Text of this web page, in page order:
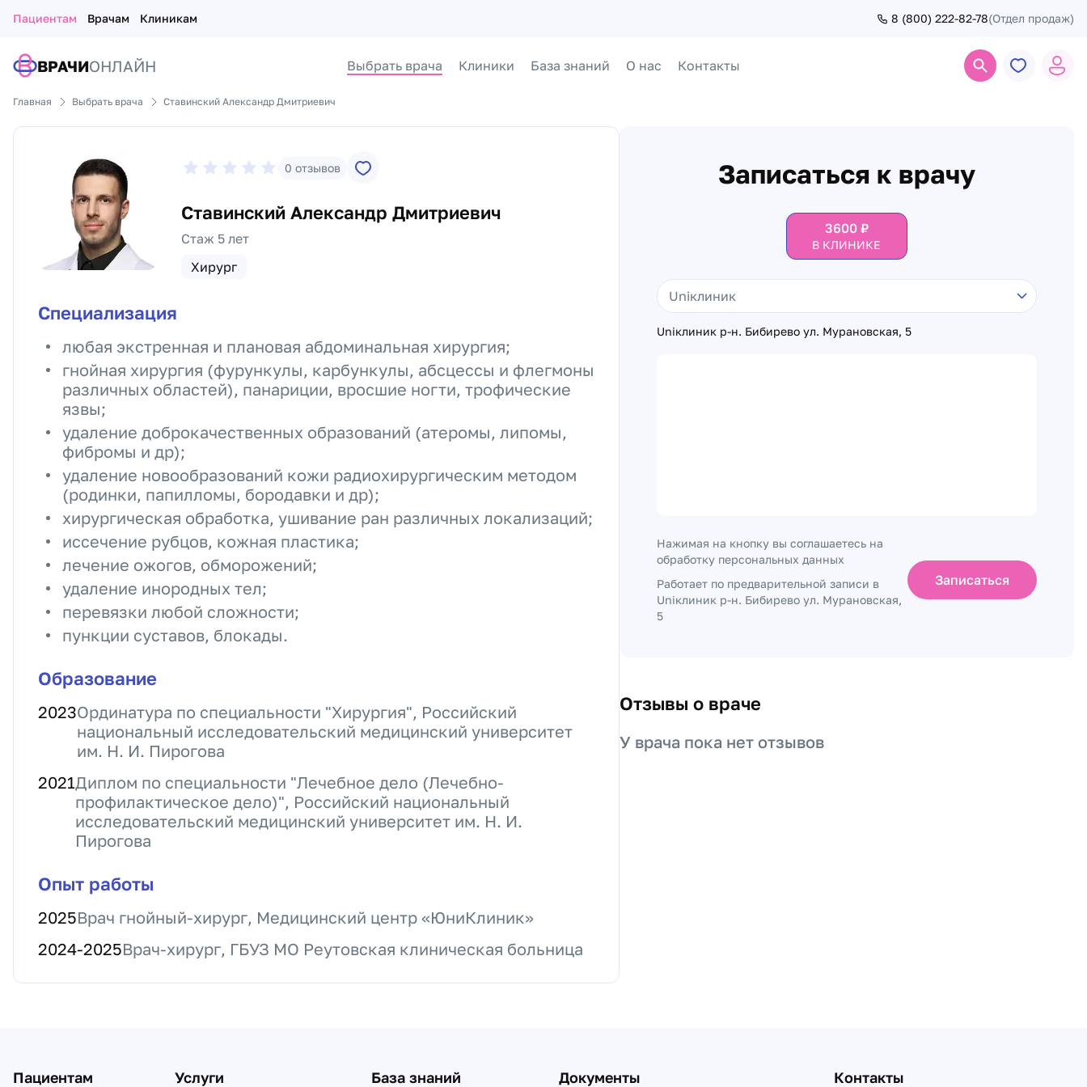
Пациентам Врачам Клиникам 8 (800) 222-82-78(Отдел продаж)
ВРАЧИОНЛАЙН Выбрать врача Клиники База знаний О нас Контакты
Главная Выбрать врача Ставинский Александр Дмитриевич
0 отзывов
Ставинский Александр Дмитриевич
Стаж 5 лет
Хирург
Специализация
любая экстренная и плановая абдоминальная хирургия;
гнойная хирургия (фурункулы, карбункулы, абсцессы и флегмоны
различных областей), панариции, вросшие ногти, трофические
язвы;
удаление доброкачественных образований (атеромы, липомы,
фибромы и др);
удаление новообразований кожи радиохирургическим методом
(родинки, папилломы, бородавки и др);
хирургическая обработка, ушивание ран различных локализаций;
иссечение рубцов, кожная пластика;
лечение ожогов, обморожений;
удаление инородных тел;
перевязки любой сложности;
пункции суставов, блокады.
Образование
2023Ординатура по специальности "Хирургия", Российский
национальный исследовательский медицинский университет
им. Н. И. Пирогова
2021Диплом по специальности "Лечебное дело (Лечебно-
профилактическое дело)", Российский национальный
исследовательский медицинский университет им. Н. И.
Пирогова
Опыт работы
2025Врач гнойный-хирург, Медицинский центр «ЮниКлиник»
2024-2025Врач-хирург, ГБУЗ МО Реутовская клиническая больница
Записаться к врачу
3600₽
В КЛИНИКЕ
Uniклиник р-н. Бибирево ул. Мурановская, 5
Нажимая на кнопку вы соглашаетесь на
обработку персональных данных
Работает по предварительной записи в
Uniклиник р-н. Бибирево ул. Мурановская,
5
Записаться
Отзывы о враче
У врача пока нет отзывов
Пациентам Услуги База знаний Документы Контакты